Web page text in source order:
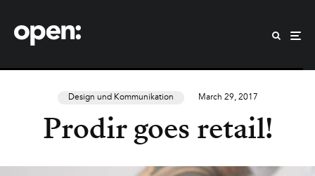
Design und Kommunikation March 29, 2017
Prodir goes retail!